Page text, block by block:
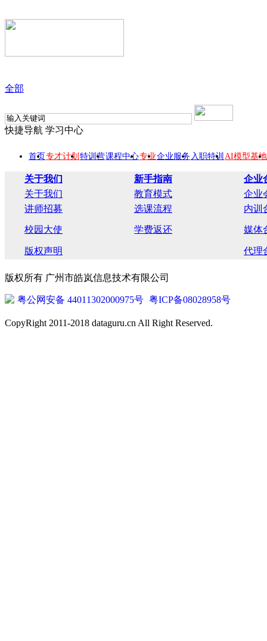
全部
快捷导航 学习中心
首页专才计划 特训营课程中心专业企业服务 入职特训 AI模型基地
关于我们 新手指南
企业
关于我们
教育模式
企业
讲师招募
选课流程 内训
校园大使 学费返还 媒体
版权声明 代理
版权所有 广州市皓岚信息技术有限公司
粤公网安备 44011302000975号 粤ICP备08028958号
CopyRight 2011-2018 dataguru.cn All Right Reserved.